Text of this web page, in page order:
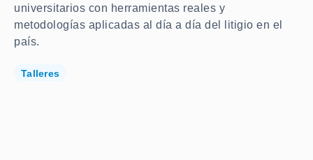
universitarios con herramientas reales y
metodologías aplicadas al día a día del litigio en el
país.
Talleres